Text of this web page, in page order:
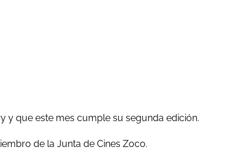
y que este mes cumple su segunda edición.
de la Junta de Cines Zoco.